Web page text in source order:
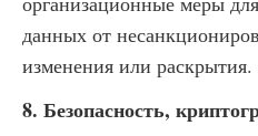
данных от
изменения или раскрытия.
8. Безопасность,